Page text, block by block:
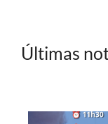
Últimas